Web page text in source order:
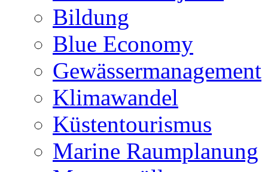
Bildung
Blue Economy
Gewässermanagement
Klimawandel
Küstentourismus
Marine Raumplanung